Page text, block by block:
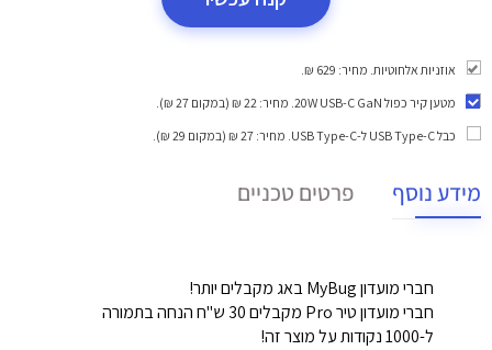
אוזניות אלחוטיות. מחיר: 629 ₪.
מטען קיר כפול 20W USB-C GaN
. מחיר: 22 ₪ (במקום 27 ₪).
כבל USB Type-C ל-USB Type-C
. מחיר: 27 ₪ (במקום 29 ₪).
מידע נוסף פרטים טכניים
חברי מועדון MyBug באג מקבלים יותר!
חברי מועדון טיר Pro מקבלים 30 ש"ח הנחה בתמורה
ל-1000 נקודות על מוצר זה!